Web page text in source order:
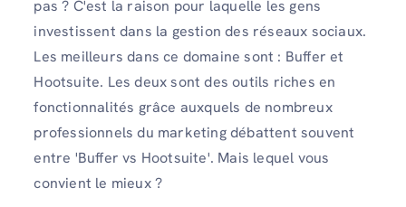
pas ? C'est la raison pour laquelle les gens
investissent dans la gestion des réseaux sociaux.
Les meilleurs dans ce domaine sont : Buffer et
Hootsuite. Les deux sont des outils riches en
fonctionnalités grâce auxquels de nombreux
professionnels du marketing débattent souvent
entre 'Buffer vs Hootsuite'. Mais lequel vous
convient le mieux ?